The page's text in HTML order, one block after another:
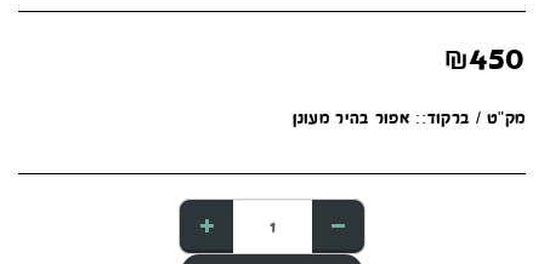
₪450
מק"ט / ברקוד:: אפור בהיר מעונן